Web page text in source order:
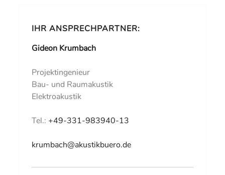
IHR ANSPRECHPARTNER:
Gideon Krumbach
Projektingenieur
Bau- und Raumakustik
Elektroakustik
Tel.: +49-331-983940-13
krumbach@akustikbuero.de